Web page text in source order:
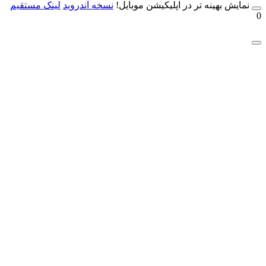
بهینه تر در اپلیکیشن موبایل!نسخه آندروید لینک مستقیم